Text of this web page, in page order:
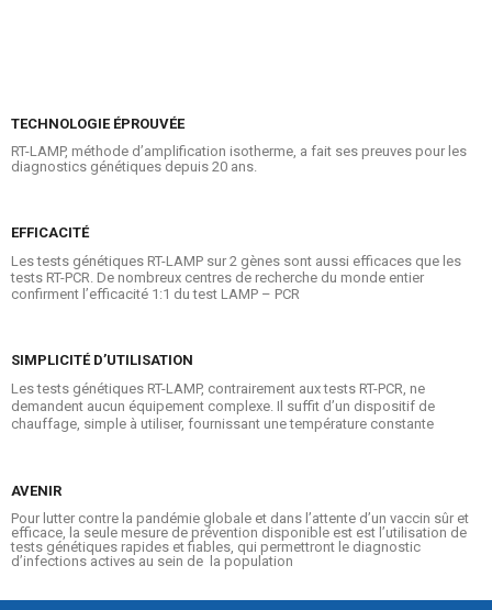
TECHNOLOGIE ÉPROUVÉE
RT-LAMP, méthode d’amplification isotherme, a fait ses preuves pour les
diagnostics génétiques depuis 20 ans.
EFFICACITÉ
Les tests génétiques RT-LAMP sur 2 gènes sont aussi efficaces que les
tests RT-PCR. De nombreux centres de recherche du monde entier
confirment l’efficacité 1:1 du test LAMP – PCR
SIMPLICITÉ D’UTILISATION
Les tests génétiques RT-LAMP, contrairement aux tests RT-PCR, ne
demandent aucun équipement complexe. Il suffit d’un dispositif de
chauffage, simple à utiliser, fournissant une température constante
AVENIR
Pour lutter contre la pandémie globale et dans l’attente d’un vaccin sûr et
efficace, la seule mesure de prévention disponible est est l’utilisation de
tests génétiques rapides et fiables, qui permettront le diagnostic
d’infections actives au sein de la population
ARGUMENTS